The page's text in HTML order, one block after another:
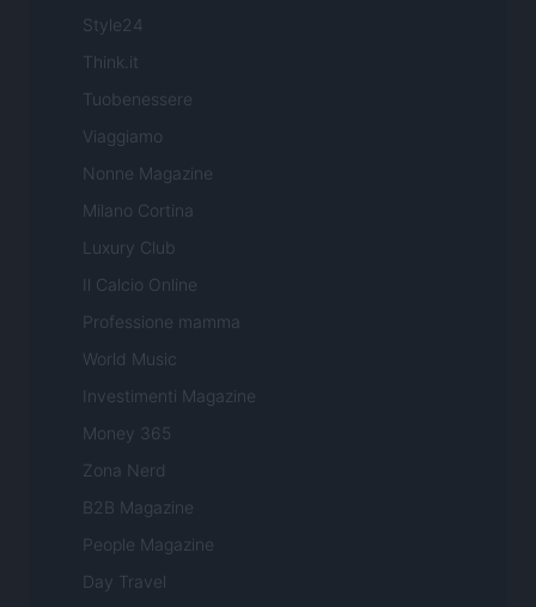
Style24
Think.it
Tuobenessere
Viaggiamo
Nonne Magazine
Milano Cortina
Luxury Club
Il Calcio Online
Professione mamma
World Music
Investimenti Magazine
Money 365
Zona Nerd
B2B Magazine
People Magazine
Day Travel